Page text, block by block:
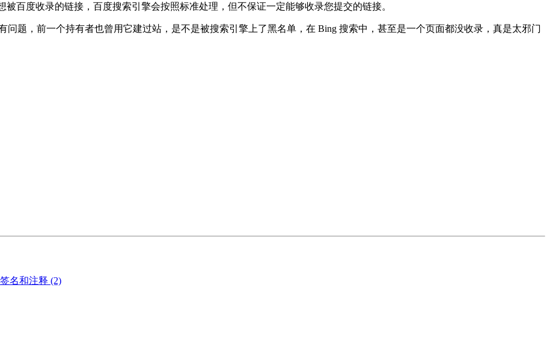
百度收录的链接，百度搜索引擎会按照标准处理，但不保证一定能够收录您提交的链接。
问题，前一个持有者也曾用它建过站，是不是被搜索引擎上了黑名单，在 Bing 搜索中，甚至是一个页面都没收录，真是太邪门
名和注释 (2)